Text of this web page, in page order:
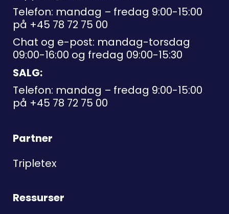
Telefon: mandag – fredag 9:00-15:00
på +45 78 72 75 00
Chat og e-post: mandag-torsdag
09:00-16:00 og fredag 09:00-15:30
SALG:
Telefon: mandag – fredag 9:00-15:00
på +45 78 72 75 00
Partner
Tripletex
Ressurser